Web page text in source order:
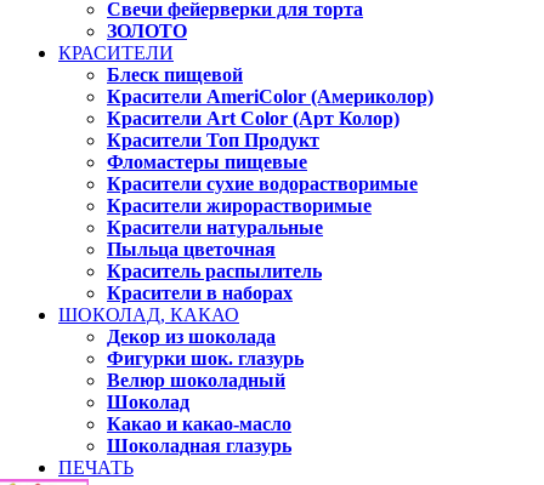
Свечи фейерверки для торта
ЗОЛОТО
КРАСИТЕЛИ
Блеск пищевой
Красители AmeriColor (Америколор)
Красители Art Color (Арт Колор)
Красители Топ Продукт
Фломастеры пищевые
Красители сухие водорастворимые
Красители жирорастворимые
Красители натуральные
Пыльца цветочная
Краситель распылитель
Красители в наборах
ШОКОЛАД, КАКАО
Декор из шоколада
Фигурки шок. глазурь
Велюр шоколадный
Шоколад
Какао и какао-масло
Шоколадная глазурь
ПЕЧАТЬ